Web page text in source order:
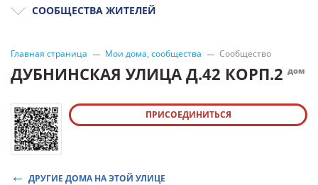
СООБЩЕСТВА ЖИТЕЛЕЙ
Главная страница Мои дома, сообщества Сообщество
ДУБНИНСКАЯ УЛИЦА Д.42 КОРП.2 дом
ПРИСОЕДИНИТЬСЯ
ДРУГИЕ ДОМА НА ЭТОЙ УЛИЦЕ